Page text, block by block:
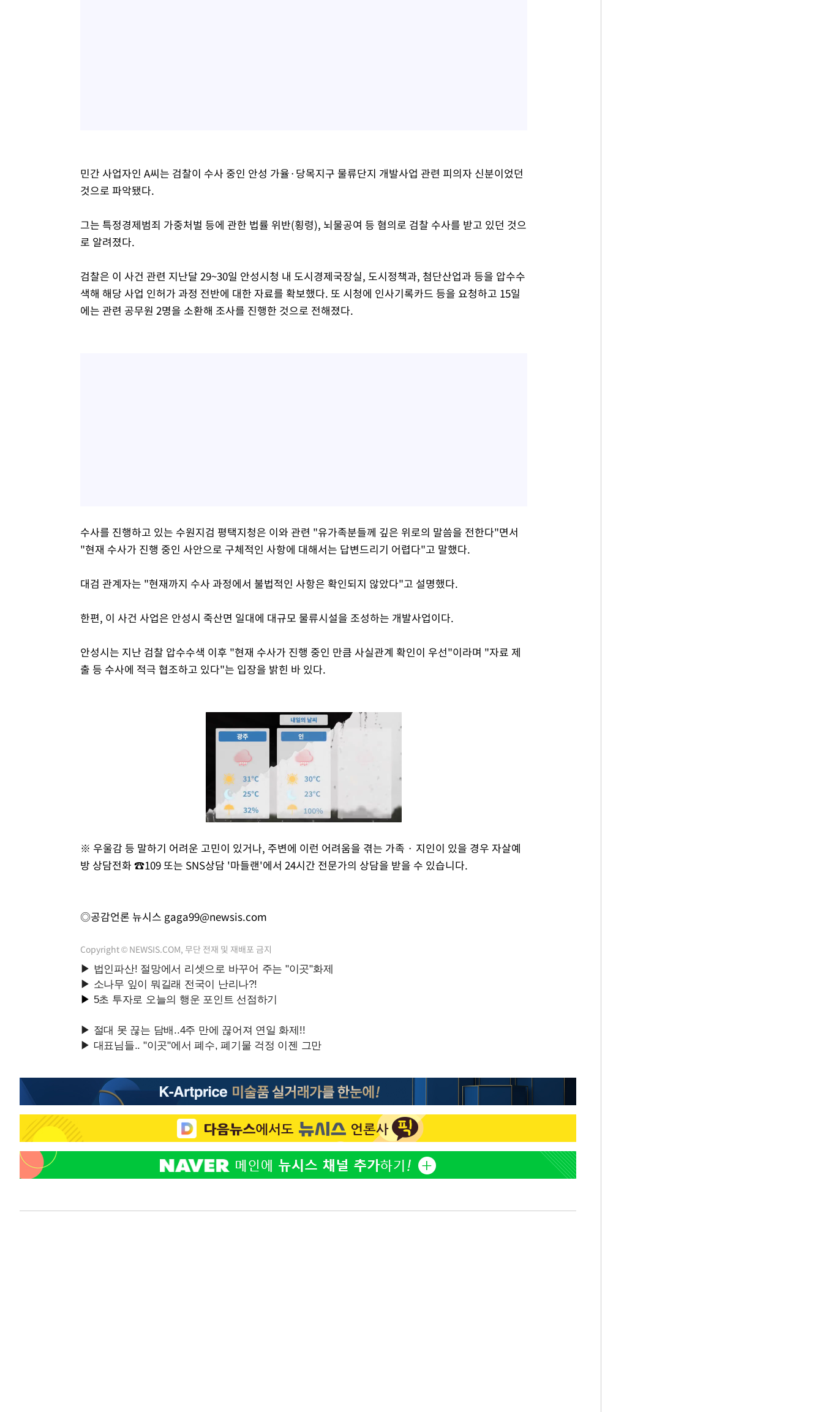
민간 사업자인 A씨는 검찰이 수사 중인 안성 가율·당목지구 물류단지 개발사업 관련 피의자 신분이었던
것으로 파악됐다.
그는 특정경제범죄 가중처벌 등에 관한 법률 위반(횡령), 뇌물공여 등 혐의로 검찰 수사를 받고 있던 것으
로 알려졌다.
검찰은 이 사건 관련 지난달 29~30일 안성시청 내 도시경제국장실, 도시정책과, 첨단산업과 등을 압수수
색해 해당 사업 인허가 과정 전반에 대한 자료를 확보했다. 또 시청에 인사기록카드 등을 요청하고 15일
에는 관련 공무원 2명을 소환해 조사를 진행한 것으로 전해졌다.
수사를 진행하고 있는 수원지검 평택지청은 이와 관련 "유가족분들께 깊은 위로의 말씀을 전한다"면서
"현재 수사가 진행 중인 사안으로 구체적인 사항에 대해서는 답변드리기 어렵다"고 말했다.
대검 관계자는 "현재까지 수사 과정에서 불법적인 사항은 확인되지 않았다"고 설명했다.
한편, 이 사건 사업은 안성시 죽산면 일대에 대규모 물류시설을 조성하는 개발사업이다.
안성시는 지난 검찰 압수수색 이후 "현재 수사가 진행 중인 만큼 사실관계 확인이 우선"이라며 "자료 제
출 등 수사에 적극 협조하고 있다"는 입장을 밝힌 바 있다.
Mute
※ 우울감 등 말하기 어려운 고민이 있거나, 주변에 이런 어려움을 겪는 가족 · 지인이 있을 경우 자살예
방 상담전화 ☎109 또는 SNS상담 '마들랜'에서 24시간 전문가의 상담을 받을 수 있습니다.
◎공감언론 뉴시스 gaga99@newsis.com
Copyright © NEWSIS.COM, 무단 전재 및 재배포 금지